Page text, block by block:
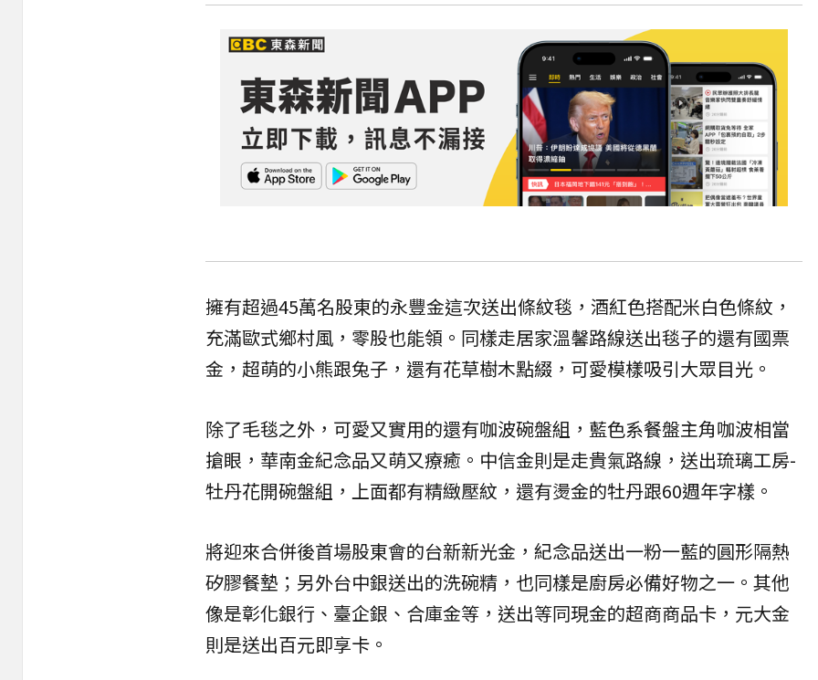
擁有超過45萬名股東的永豐金這次送出條紋毯，酒紅色搭配米白色條紋，
充滿歐式鄉村風，零股也能領。同樣走居家溫馨路線送出毯子的還有國票
金，超萌的小熊跟兔子，還有花草樹木點綴，可愛模樣吸引大眾目光。
除了毛毯之外，可愛又實用的還有咖波碗盤組，藍色系餐盤主角咖波相當
搶眼，華南金紀念品又萌又療癒。中信金則是走貴氣路線，送出琉璃工房-
牡丹花開碗盤組，上面都有精緻壓紋，還有燙金的牡丹跟60週年字樣。
將迎來合併後首場股東會的台新新光金，紀念品送出一粉一藍的圓形隔熱
矽膠餐墊；另外台中銀送出的洗碗精，也同樣是廚房必備好物之一。其他
像是彰化銀行、臺企銀、合庫金等，送出等同現金的超商商品卡，元大金
則是送出百元即享卡。